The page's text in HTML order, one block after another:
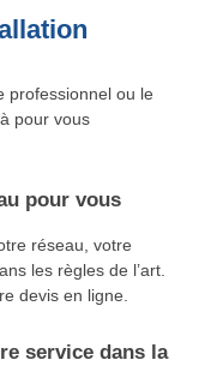
professionnel ou le
pour vous
pour vous
réseau, votre
les règles de l’art.
devis en ligne.
service dans la